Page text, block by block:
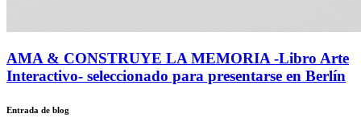
AMA & CONSTRUYE LA MEMORIA -Libro Arte
Interactivo- seleccionado para presentarse en Berlín
Entrada de blog